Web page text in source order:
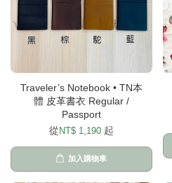
Traveler’s Notebook • TN本
體 皮革書衣 Regular /
Passport
從 NT$ 1,190 起
加入購物車